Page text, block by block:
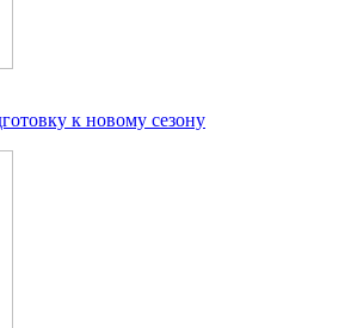
к новому сезону